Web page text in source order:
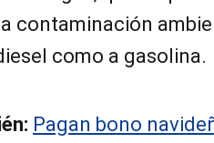
contaminación
como a gasolina.
Pagan bono